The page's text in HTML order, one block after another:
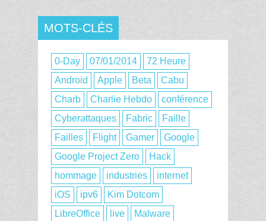
MOTS-CLÉS
0-Day 07/01/2014
72 Heure
Android
Apple Beta
Cabu
Charb
Charlie Hebdo
conférence
Cyberattaques
Fabric
Faille
Failles
Flight Gamer
Google
Google Project Zero
Hack
hommage
industries
internet
iOS
ipv6
Kim Dotcom
LibreOffice
live
Malware